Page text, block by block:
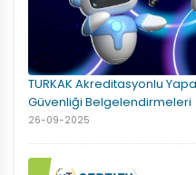
TURKAK Akreditasyonlu
Güvenliği Belgelendirmeleri
26-09-2025